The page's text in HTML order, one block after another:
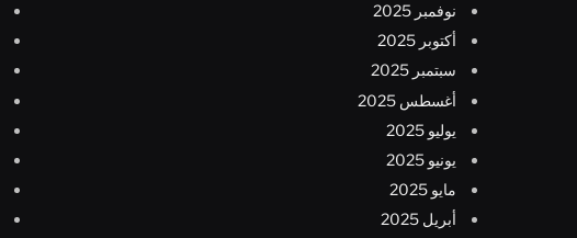
نوفمبر 2025
أكتوبر 2025
سبتمبر 2025
أغسطس 2025
يوليو 2025
يونيو 2025
مايو 2025
أبريل 2025